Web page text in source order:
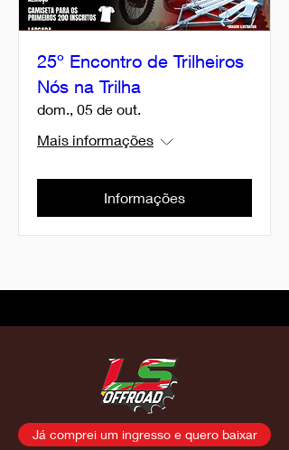
25º Encontro de Trilheiros
Nós na Trilha
dom., 05 de out.
Mais informações
Informações
Já comprei um ingresso e quero baixar